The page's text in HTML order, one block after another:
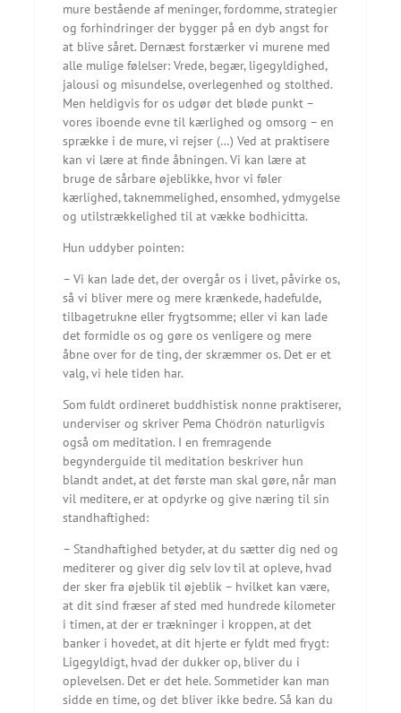
mure bestående af meninger, fordomme, strategier
og forhindringer der bygger på en dyb angst for
at blive såret. Dernæst forstærker vi murene med
alle mulige følelser: Vrede, begær, ligegyldighed,
jalousi og misundelse, overlegenhed og stolthed.
Men heldigvis for os udgør det bløde punkt –
vores iboende evne til kærlighed og omsorg – en
sprække i de mure, vi rejser (…) Ved at praktisere
kan vi lære at finde åbningen. Vi kan lære at
bruge de sårbare øjeblikke, hvor vi føler
kærlighed, taknemmelighed, ensomhed, ydmygelse
og utilstrækkelighed til at vække bodhicitta.
Hun uddyber pointen:
– Vi kan lade det, der overgår os i livet, påvirke os,
så vi bliver mere og mere krænkede, hadefulde,
tilbagetrukne eller frygtsomme; eller vi kan lade
det formidle os og gøre os venligere og mere
åbne over for de ting, der skræmmer os. Det er et
valg, vi hele tiden har.
Som fuldt ordineret buddhistisk nonne praktiserer,
underviser og skriver Pema Chödrön naturligvis
også om meditation. I en fremragende
begynderguide til meditation beskriver hun
blandt andet, at det første man skal gøre, når man
vil meditere, er at opdyrke og give næring til sin
standhaftighed:
– Standhaftighed betyder, at du sætter dig ned og
mediterer og giver dig selv lov til at opleve, hvad
der sker fra øjeblik til øjeblik – hvilket kan være,
at dit sind fræser af sted med hundrede kilometer
i timen, at der er trækninger i kroppen, at det
banker i hovedet, at dit hjerte er fyldt med frygt:
Ligegyldigt, hvad der dukker op, bliver du i
oplevelsen. Det er det hele. Sommetider kan man
sidde en time, og det bliver ikke bedre. Så kan du